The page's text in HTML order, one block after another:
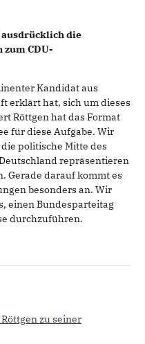
ausdrücklich die
CDU-
Kandidat aus
erklärt hat, sich um dieses
Röttgen hat das Format
für diese Aufgabe. Wir
politische Mitte des
repräsentieren
Gerade darauf kommt es
besonders an. Wir
einen Bundesparteitag
durchzuführen.
zu seiner